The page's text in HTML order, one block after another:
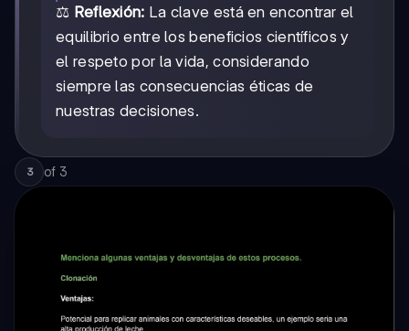
⚖️ Reflexión: La clave está en encontrar el
equilibrio entre los beneficios científicos y
el respeto por la vida, considerando
siempre las consecuencias éticas de
nuestras decisiones.
3 of 3